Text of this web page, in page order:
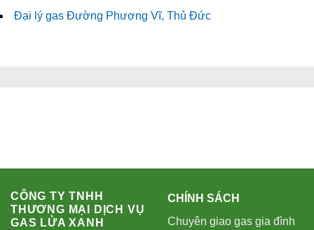
Đại lý gas Đường Phượng Vĩ, Thủ Đức
CÔNG TY TNHH
THƯƠNG MẠI DỊCH VỤ
GAS LỬA XANH
CHÍNH SÁCH
Chuyên giao gas gia đình